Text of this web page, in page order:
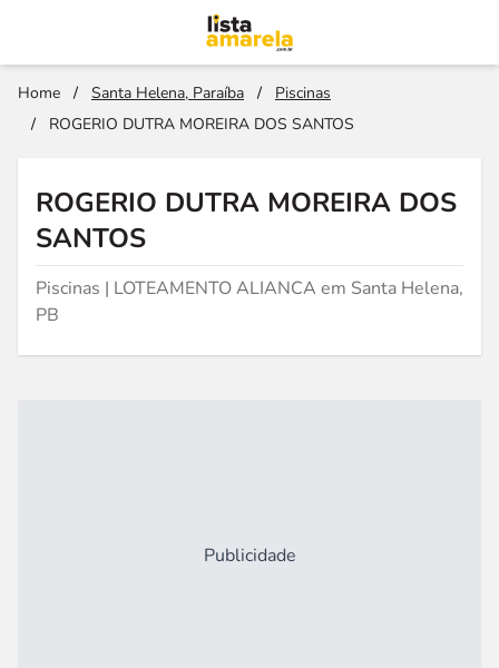
Home / Santa Helena, Paraíba /
Piscinas
/
ROGERIO DUTRA MOREIRA DOS SANTOS
ROGERIO DUTRA MOREIRA DOS
SANTOS
Piscinas | LOTEAMENTO ALIANCA em Santa Helena,
PB
Publicidade